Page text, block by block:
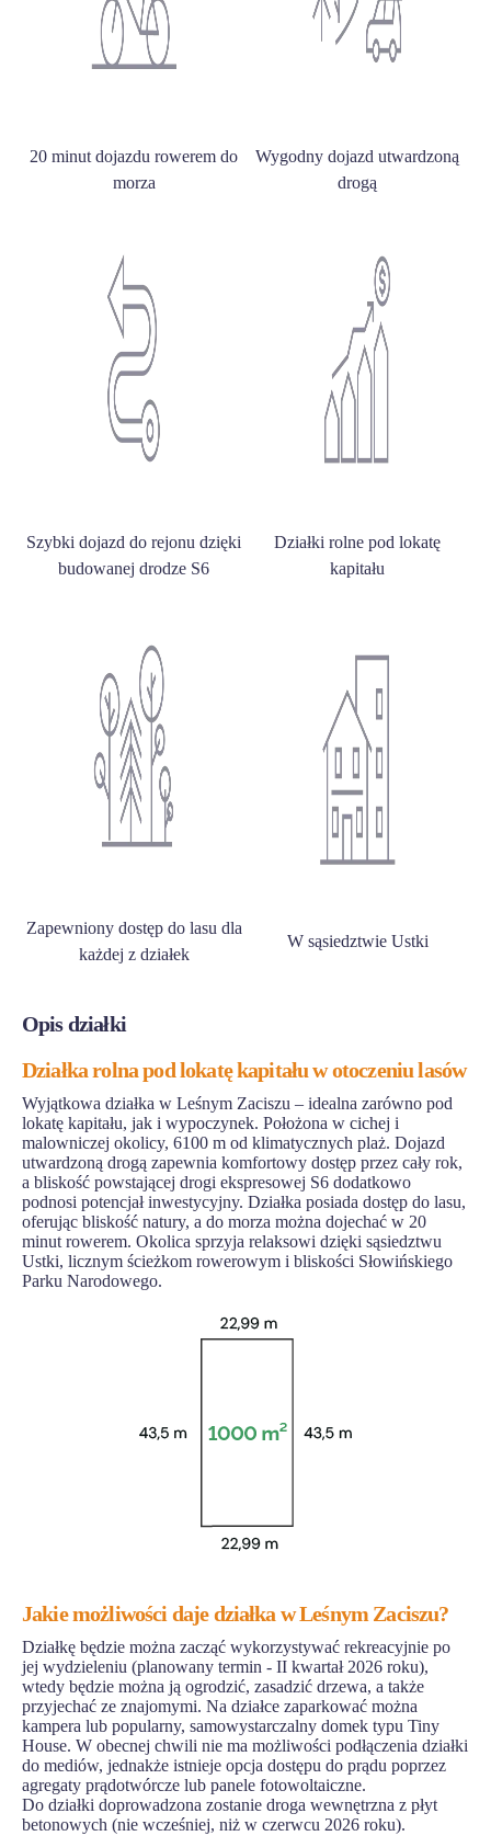
20 minut dojazdu rowerem do
morza
Wygodny dojazd utwardzoną
drogą
Szybki dojazd do rejonu dzięki
budowanej drodze S6
Działki rolne pod lokatę
kapitału
Zapewniony dostęp do lasu dla
każdej z działek
W sąsiedztwie Ustki
Opis działki
Działka rolna pod lokatę kapitału w otoczeniu lasów
Wyjątkowa działka w Leśnym Zaciszu – idealna zarówno pod
lokatę kapitału, jak i wypoczynek. Położona w cichej i
malowniczej okolicy, 6100 m od klimatycznych plaż. Dojazd
utwardzoną drogą zapewnia komfortowy dostęp przez cały rok,
a bliskość powstającej drogi ekspresowej S6 dodatkowo
podnosi potencjał inwestycyjny. Działka posiada dostęp do lasu,
oferując bliskość natury, a do morza można dojechać w 20
minut rowerem. Okolica sprzyja relaksowi dzięki sąsiedztwu
Ustki, licznym ścieżkom rowerowym i bliskości Słowińskiego
Parku Narodowego.
Jakie możliwości daje działka w Leśnym Zaciszu?
Działkę będzie można zacząć wykorzystywać rekreacyjnie po
jej wydzieleniu (planowany termin - II kwartał 2026 roku),
wtedy będzie można ją ogrodzić, zasadzić drzewa, a także
przyjechać ze znajomymi. Na działce zaparkować można
kampera lub popularny, samowystarczalny domek typu Tiny
House. W obecnej chwili nie ma możliwości podłączenia działki
do mediów, jednakże istnieje opcja dostępu do prądu poprzez
agregaty prądotwórcze lub panele fotowoltaiczne.
Do działki doprowadzona zostanie droga wewnętrzna z płyt
betonowych (nie wcześniej, niż w czerwcu 2026 roku).